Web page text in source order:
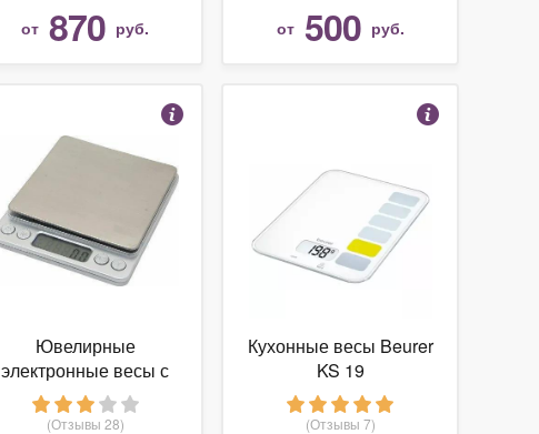
от 870 руб. от 500 руб.
Ювелирные
электронные весы с
двумя чашами 0,1-
2000 г
(Отзывы 28)
Кухонные весы Beurer
KS 19
(Отзывы 7)